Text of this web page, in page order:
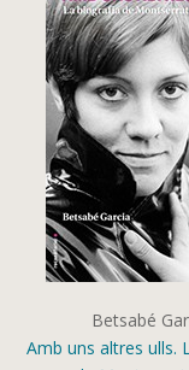
Betsabé
Amb uns altres ulls.